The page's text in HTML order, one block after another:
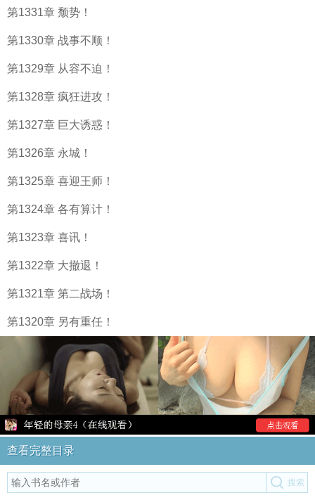
第1331章 颓势！
第1330章 战事不顺！
第1329章 从容不迫！
第1328章 疯狂进攻！
第1327章 巨大诱惑！
第1326章 永城！
第1325章 喜迎王师！
第1324章 各有算计！
第1323章 喜讯！
第1322章 大撤退！
第1321章 第二战场！
第1320章 另有重任！
查看完整目录